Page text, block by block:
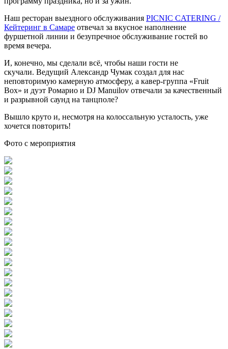
Наш ресторан выездного обслуживания PICNIC CATERING /
Кейтеринг в Самаре отвечал за вкусное наполнение
фуршетной линии и безупречное обслуживание гостей во
время вечера.
И, конечно, мы сделали всё, чтобы наши гости не
скучали. Ведущий Александр Чумак создал для нас
неповторимую камерную атмосферу, а кавер-группа «Fruit
Box» и дуэт Ромарио и DJ Manuilov отвечали за качественный
и разрывной саунд на танцполе?
Вышло круто и, несмотря на колоссальную усталость, уже
хочется повторить!
Фото с мероприятия